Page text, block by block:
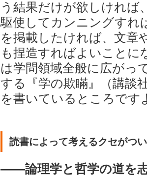
う結果だけが欲しければ
駆使してカンニングすれ
を掲載したければ、文章
も捏造すればよいことに
は学問領域全般に広がっ
する『学の欺瞞』（講談
を書いているところです
読書によって考えるクセがつ
――論理学と哲学の道を